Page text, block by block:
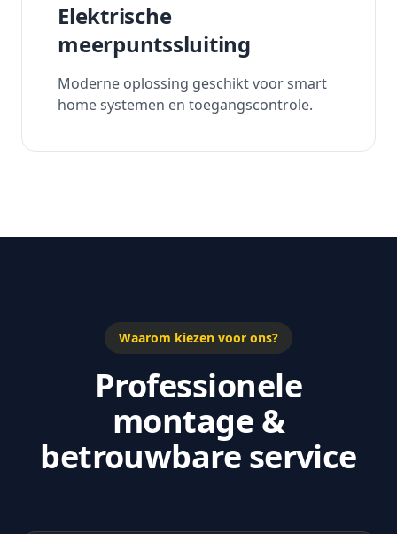
Elektrische
meerpuntssluiting
Moderne oplossing geschikt voor smart
home systemen en toegangscontrole.
Waarom kiezen voor ons?
Professionele
montage &
betrouwbare service